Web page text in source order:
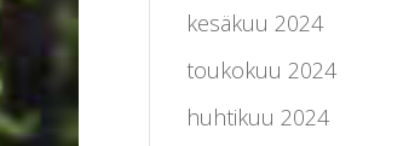
kesäkuu 2024
toukokuu 2024
huhtikuu 2024